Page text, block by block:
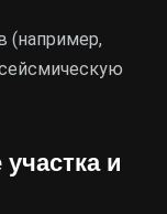
(например,
и